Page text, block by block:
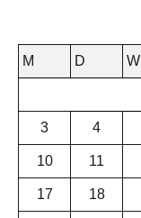
M
D W
3 4
10 11
17 18